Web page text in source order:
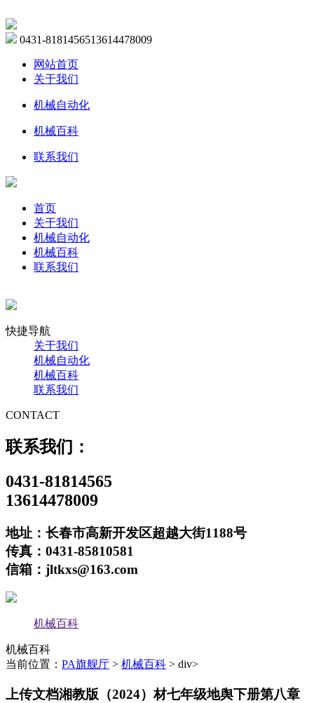
0431-8181456513614478009
网站首页
关于我们
机械自动化
机械百科
联系我们
首页
关于我们
机械自动化
机械百科
联系我们
快捷导航
关于我们
机械自动化
机械百科
联系我们
CONTACT
联系我们：
0431-81814565
13614478009
地址：长春市高新开发区超越大街1188号
传真：0431-85810581
信箱：jltkxs@163.com
机械百科
机械百科
当前位置： PA旗舰厅 > 机械百科 > div>
上传文档湘教版（2024）材七年级地舆下册第八章